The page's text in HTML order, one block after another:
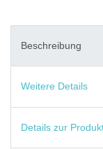
Beschreibung
Weitere Details
Details zur